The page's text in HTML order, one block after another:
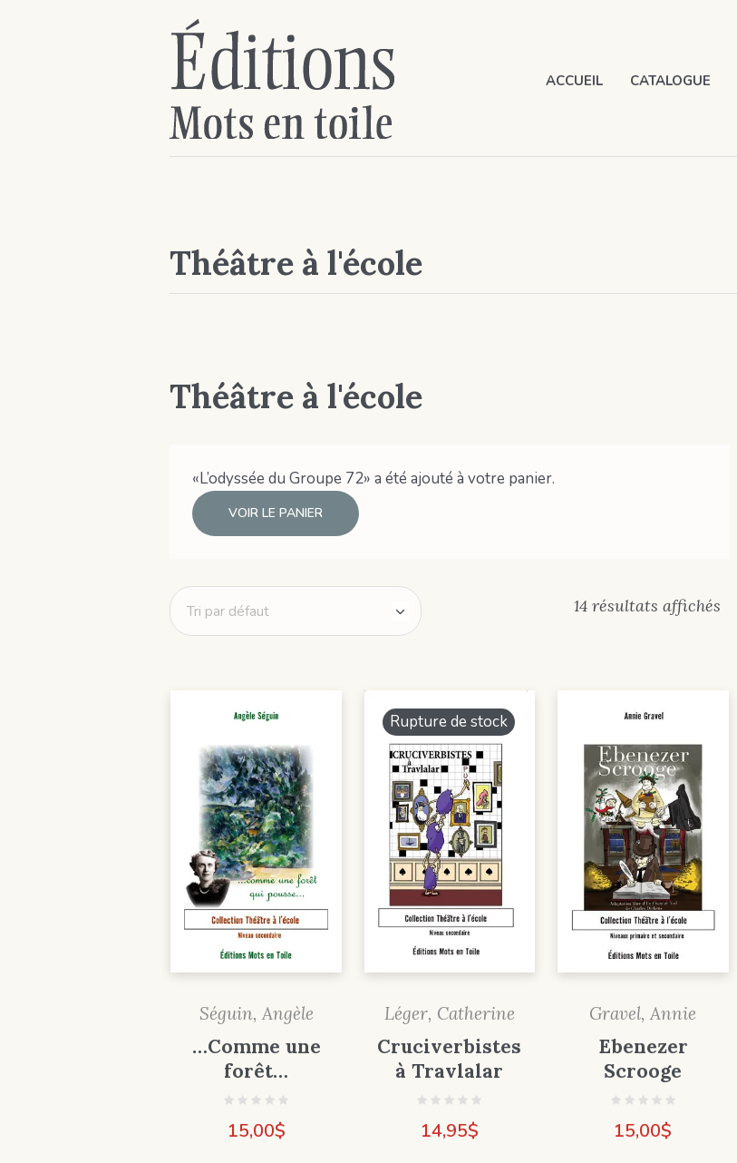
ACCUEIL CATALOGUE
Théâtre à l'école
Théâtre à l'école
«L’odyssée du Groupe 72» a été ajouté à votre panier.
VOIR LE PANIER
14 résultats affichés
Séguin, Angèle
…Comme une
forêt…
15,00$
Rupture de stock
Léger, Catherine
Cruciverbistes
à Travlalar
14,95$
Gravel, Annie
Ebenezer
Scrooge
15,00$